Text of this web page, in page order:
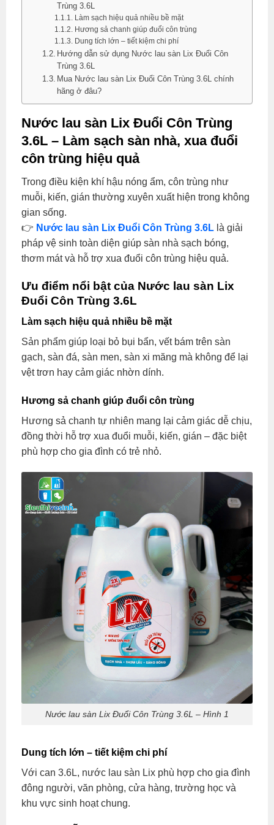
Trùng 3.6L
Làm sạch hiệu quả nhiều bề mặt
Hương sả chanh giúp đuổi côn trùng
Dung tích lớn – tiết kiệm chi phí
Hướng dẫn sử dụng Nước lau sàn Lix Đuổi Côn
Trùng 3.6L
Mua Nước lau sàn Lix Đuổi Côn Trùng 3.6L chính
hãng ở đâu?
Nước lau sàn Lix Đuổi Côn Trùng
3.6L – Làm sạch sàn nhà, xua đuổi
côn trùng hiệu quả
Trong điều kiện khí hậu nóng ẩm, côn trùng như
muỗi, kiến, gián thường xuyên xuất hiện trong không
gian sống.
👉 Nước lau sàn Lix Đuổi Côn Trùng 3.6L là giải
pháp vệ sinh toàn diện giúp sàn nhà sạch bóng,
thơm mát và hỗ trợ xua đuổi côn trùng hiệu quả.
Ưu điểm nổi bật của Nước lau sàn Lix
Đuổi Côn Trùng 3.6L
Làm sạch hiệu quả nhiều bề mặt
Sản phẩm giúp loại bỏ bụi bẩn, vết bám trên sàn
gạch, sàn đá, sàn men, sàn xi măng mà không để lại
vệt trơn hay cảm giác nhờn dính.
Hương sả chanh giúp đuổi côn trùng
Hương sả chanh tự nhiên mang lại cảm giác dễ chịu,
đồng thời hỗ trợ xua đuổi muỗi, kiến, gián – đặc biệt
phù hợp cho gia đình có trẻ nhỏ.
Nước lau sàn Lix Đuổi Côn Trùng 3.6L – Hình 1
Dung tích lớn – tiết kiệm chi phí
Với can 3.6L, nước lau sàn Lix phù hợp cho gia đình
đông người, văn phòng, cửa hàng, trường học và
khu vực sinh hoạt chung.